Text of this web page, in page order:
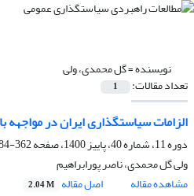
نویسنده =گل محمدی، ولی
تعداد مقالات: 1
الزامات سیاستگذاری ایران در مواجهه
دوره 11، شماره 40، پاییز 1400، صفحه
362-384
ولی گل محمدی، ناصر پورابراهیم
مشاهده مقاله
اصل مقاله 2.04 M